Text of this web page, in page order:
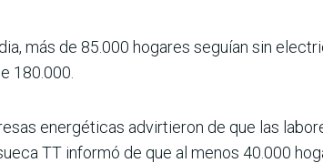
más de 85.000 hogares seguían sin
180.000.
energéticas advirtieron de que las
TT informó de que al menos 40.000